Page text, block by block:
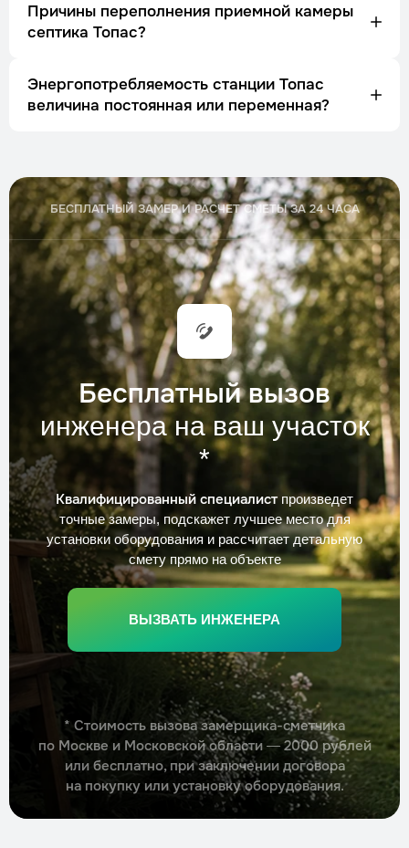
Причины переполнения приемной камеры
септика Топас?
Энергопотребляемость станции Топас
величина постоянная или переменная?
БЕСПЛАТНЫЙ ЗАМЕР И РАСЧЕТ СМЕТЫ ЗА 24 ЧАСА
Бесплатный вызов
инженера на ваш участок
*
Квалифицированный специалистпроизведет
точные замеры, подскажет лучшее место для
установки оборудования и рассчитает детальную
смету прямо на объекте
ВЫЗВАТЬ ИНЖЕНЕРА
* Стоимость вызова замерщика-сметчика
по Москве и Московской области — 2000 рублей
или бесплатно, при заключении договора
на покупку или установку оборудования.